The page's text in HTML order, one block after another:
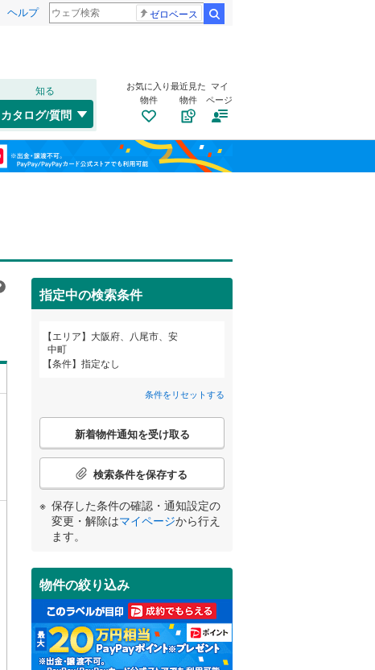
ヘルプ ゼロベース
知る
カタログ/質問
お気に入り
物件
最近見た
物件
マイ
ページ
指定中の検索条件
エリア
大阪府、八尾市、安
中町
条件
指定なし
条件をリセットする
こ
検
条
件
受
け
取
る
・
条
新着物件通知を受け取る
検索条件を保存する
保存した条件の確認・通知設定の
変更・解除はマイページから行え
ます。
物件の絞り込み
福島
鹿児島 沖縄
此花区(27)
旭区(19)
鶴見区(24)
生野区(47)
平野区( 62)
23)
池田市( 34)
高槻市(
枚方市(226)
泉佐野市(6)
河内長野市(68)
和泉市(28)
旭ケ丘(1)
刑部(1)
太子堂(1)
竹渕(1)
東町(2
南植松町(1)
宮町(2)
(1
太田新町(1)
大阪環状線(
片町線(0)
東西線(0)
OsakaMetro中央線(0)
近鉄信貴線(0)
近鉄道明寺線(0)
阪急京都本線(0)
阪急宝塚本線(0)
阪神なんば線(0)
南海高師浜線(0)
阪堺電気軌道阪堺線
南海汐見橋線 (0 )
大阪モノレール線 (0)
水間鉄道(0)
太陽光発電システム（0）
）
3階建て以上（0）
小学校まで1km以内（1）
南道路（0）